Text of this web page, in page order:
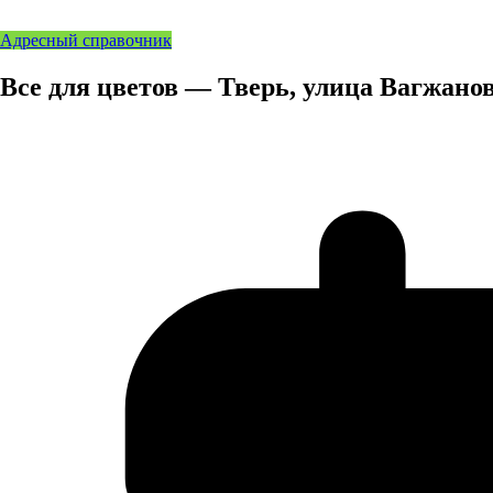
Адресный справочник
Все для цветов — Тверь, улица